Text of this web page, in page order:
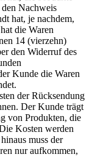
Nachweis
hat, je nachdem,
die Waren
14 (vierzehn)
den Widerruf des
Kunde die Waren
der Rücksendung
Der Kunde trägt
von Produkten, die
Kosten werden
muss der
nur aufkommen,